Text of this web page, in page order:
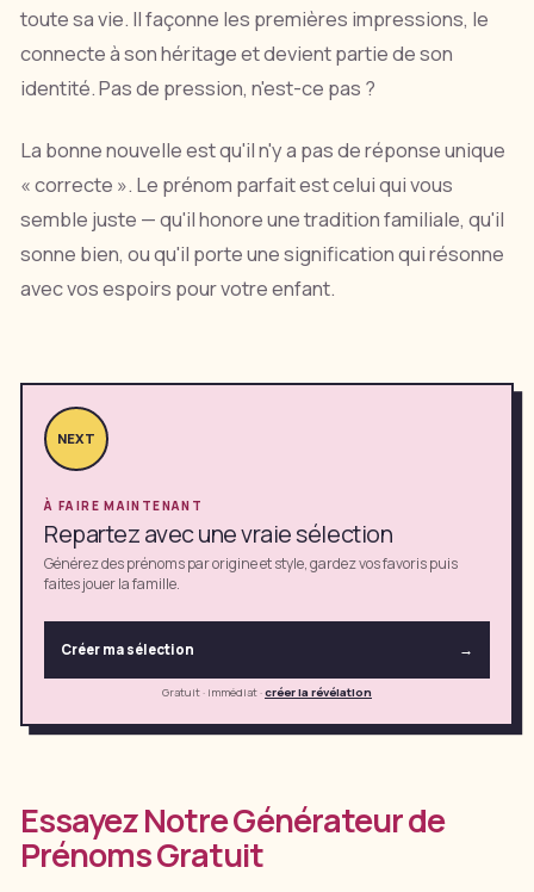
toute sa vie. Il façonne les premières impressions, le
connecte à son héritage et devient partie de son
identité. Pas de pression, n'est-ce pas ?
La bonne nouvelle est qu'il n'y a pas de réponse unique
« correcte ». Le prénom parfait est celui qui vous
semble juste — qu'il honore une tradition familiale, qu'il
sonne bien, ou qu'il porte une signification qui résonne
avec vos espoirs pour votre enfant.
NEXT
À FAIRE MAINTENANT
Repartez avec une vraie sélection
Générez des prénoms par origine et style, gardez vos favoris puis
faites jouer la famille.
Créer ma sélection →
Gratuit · immédiat·créer la révélation
Essayez Notre Générateur de
Prénoms Gratuit